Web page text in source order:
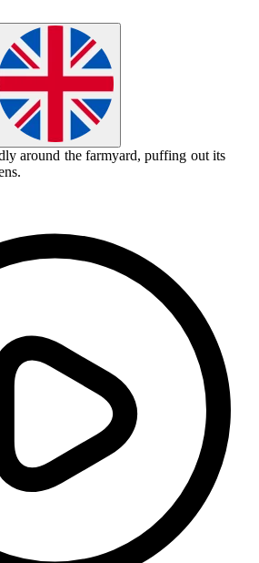
around the farmyard, puffing out its